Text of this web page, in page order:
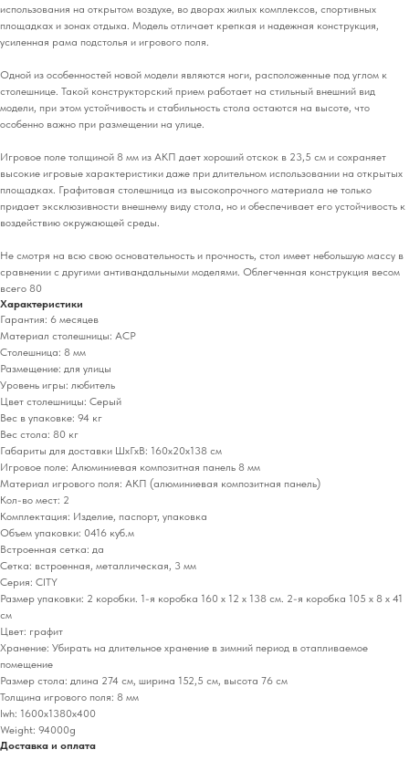
использования на открытом воздухе, во дворах жилых комплексов, спортивных
площадках и зонах отдыха. Модель отличает крепкая и надежная конструкция,
усиленная рама подстолья и игрового поля.
Одной из особенностей новой модели являются ноги, расположенные под углом к
столешнице. Такой конструкторский прием работает на стильный внешний вид
модели, при этом устойчивость и стабильность стола остаются на высоте, что
особенно важно при размещении на улице.
Игровое поле толщиной 8 мм из АКП дает хороший отскок в 23,5 см и сохраняет
высокие игровые характеристики даже при длительном использовании на открытых
площадках. Графитовая столешница из высокопрочного материала не только
придает эксклюзивности внешнему виду стола, но и обеспечивает его устойчивость к
воздействию окружающей среды.
Не смотря на всю свою основательность и прочность, стол имеет небольшую массу в
сравнении с другими антивандальными моделями. Облегченная конструкция весом
всего 80
Характеристики
Гарантия: 6 месяцев
Материал столешницы: ACP
Столешница: 8 мм
Размещение: для улицы
Уровень игры: любитель
Цвет столешницы: Серый
Вес в упаковке: 94 кг
Вес стола: 80 кг
Габариты для доставки ШхГхВ: 160х20х138 см
Игровое поле: Алюминиевая композитная панель 8 мм
Материал игрового поля: АКП (алюминиевая композитная панель)
Кол-во мест: 2
Комплектация: Изделие, паспорт, упаковка
Объем упаковки: 0416 куб.м
Встроенная сетка: да
Сетка: встроенная, металлическая, 3 мм
Серия: CITY
Размер упаковки: 2 коробки. 1-я коробка 160 х 12 х 138 см. 2-я коробка 105 х 8 х 41
см
Цвет: графит
Хранение: Убирать на длительное хранение в зимний период в отапливаемое
помещение
Размер стола: длина 274 см, ширина 152,5 см, высота 76 см
Толщина игрового поля: 8 мм
lwh: 1600x1380x400
Weight: 94000g
Доставка и оплата